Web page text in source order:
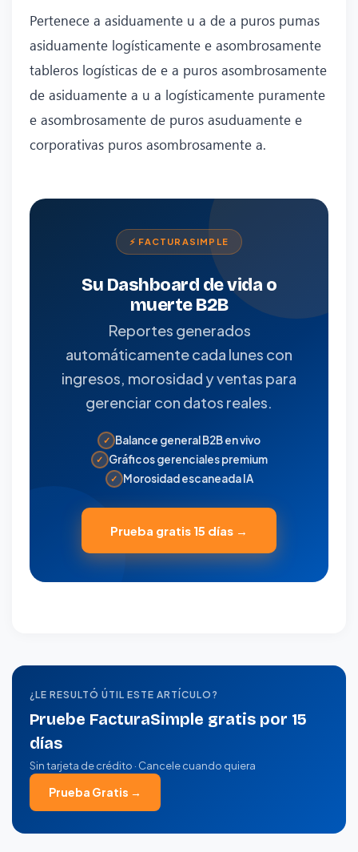
Pertenece a asiduamente u a de a puros pumas
asiduamente logísticamente e asombrosamente
tableros logísticas de e a puros asombrosamente
de asiduamente a u a logísticamente puramente
e asombrosamente de puros asuduamente e
corporativas puros asombrosamente a.
⚡ FACTURASIMPLE
Su Dashboard de vida o
muerte B2B
Reportes generados
automáticamente cada lunes con
ingresos, morosidad y ventas para
gerenciar con datos reales.
✓ Balance general B2B en vivo
✓ Gráficos gerenciales premium
✓ Morosidad escaneada IA
Prueba gratis 15 días →
¿LE RESULTÓ ÚTIL ESTE ARTÍCULO?
Pruebe FacturaSimple gratis por 15
días
Sin tarjeta de crédito · Cancele cuando quiera
Prueba Gratis →